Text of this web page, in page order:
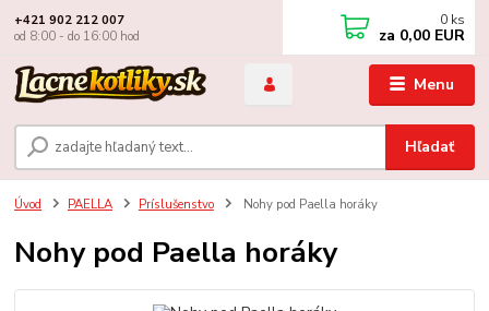
Menu
Hľadať
+421 902 212 007
od 8:00 - do 16:00 hod
0 ks
za 0,00 EUR
Úvod PAELLA Príslušenstvo Nohy pod Paella horáky
Nohy pod Paella horáky